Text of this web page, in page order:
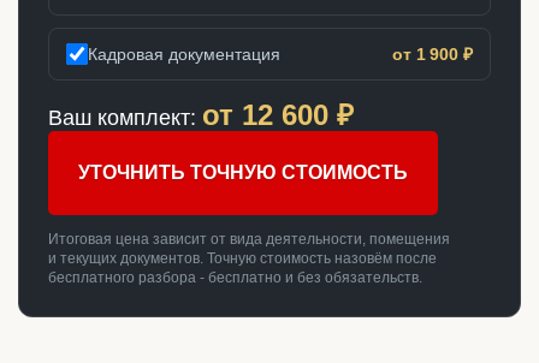
Кадровая документация от 1 900 ₽
Ваш комплект: от 12 600 ₽
УТОЧНИТЬ ТОЧНУЮ СТОИМОСТЬ
Итоговая цена зависит от вида деятельности, помещения
и текущих документов. Точную стоимость назовём после
бесплатного разбора - бесплатно и без обязательств.